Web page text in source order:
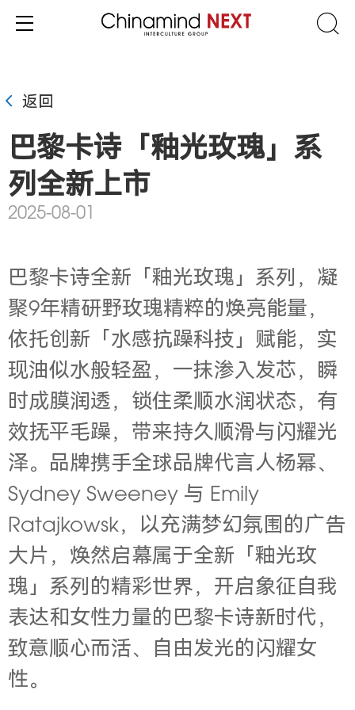
返回
巴黎卡诗「釉光玫瑰」系
列全新上市
2025-08-01
巴黎卡诗全新「釉光玫瑰」系列，凝
聚9年精研野玫瑰精粹的焕亮能量，
依托创新「水感抗躁科技」赋能，实
现油似水般轻盈，一抹渗入发芯，瞬
时成膜润透，锁住柔顺水润状态，有
效抚平毛躁，带来持久顺滑与闪耀光
泽。品牌携手全球品牌代言人杨幂、
Sydney Sweeney 与 Emily
Ratajkowsk，以充满梦幻氛围的广告
大片，焕然启幕属于全新「釉光玫
瑰」系列的精彩世界，开启象征自我
表达和女性力量的巴黎卡诗新时代，
致意顺心而活、自由发光的闪耀女
性。